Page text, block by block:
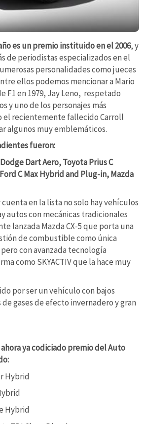
es un premio instituido en el 2006, y
de periodistas especializados en el
personalidades como jueces
ellos podemos mencionar a Mario
F1 en 1979, Jay Leno, respetado
y uno de los personajes más
el recientemente fallecido Carroll
algunos muy emblemáticos.
fueron:
Dodge Dart Aero,Toyota Prius C
Ford C Max Hybrid and Plug-in,Mazda
en la lista no solo hay vehículos
autos con mecánicas tradicionales
lanzada Mazda CX-5 que porta una
de combustible como única
con avanzada tecnología
como SKYACTIV que la hace muy
por ser un vehículo con bajos
gases de efecto invernadero y gran
ya codiciado premio del Auto
Hybrid
Hybrid